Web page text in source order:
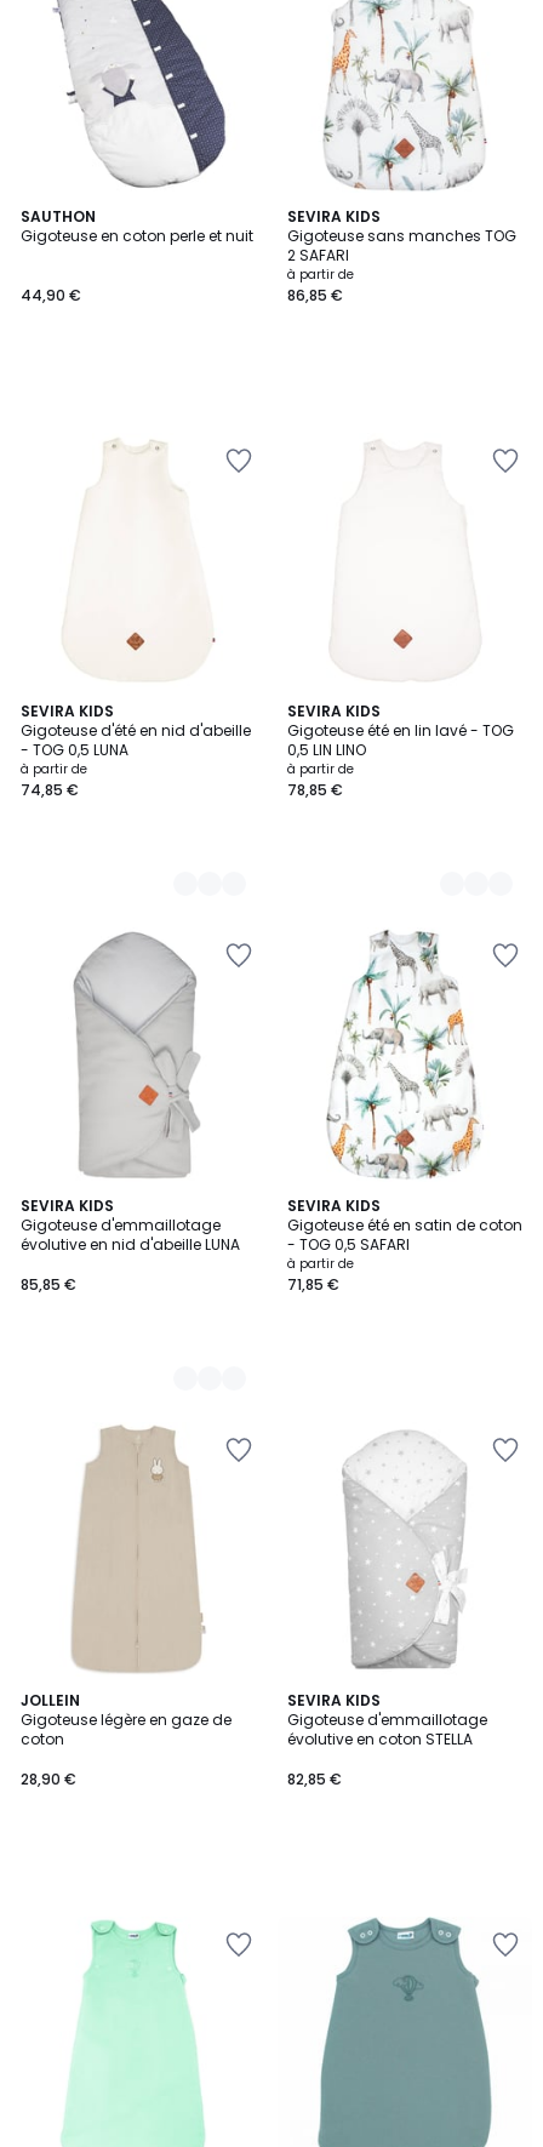
SAUTHON
Gigoteuse en coton perle et nuit
44,90 €
SEVIRA KIDS
Gigoteuse sans manches TOG
2 SAFARI
à partir de
86,85 €
SEVIRA KIDS
Gigoteuse d'été en nid d'abeille
- TOG 0,5 LUNA
à partir de
74,85 €
6
Couleurs
SEVIRA KIDS
Gigoteuse été en lin lavé - TOG
0,5 LIN LINO
à partir de
78,85 €
3
Couleurs
SEVIRA KIDS
Gigoteuse d'emmaillotage
évolutive en nid d'abeille LUNA
85,85 €
5
Couleurs
SEVIRA KIDS
Gigoteuse été en satin de coton
- TOG 0,5 SAFARI
à partir de
71,85 €
JOLLEIN
Gigoteuse légère en gaze de
coton
28,90 €
SEVIRA KIDS
Gigoteuse d'emmaillotage
évolutive en coton STELLA
82,85 €